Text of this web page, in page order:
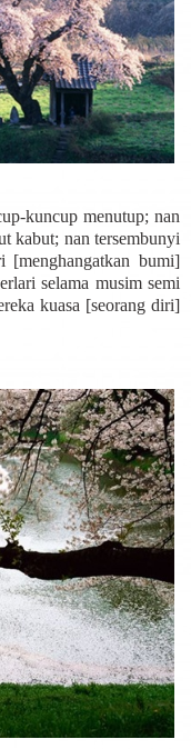
kuncup menutup; nan
kabut; nan tersembunyi
[menghangatkan bumi]
selama musim semi
kuasa [seorang diri]